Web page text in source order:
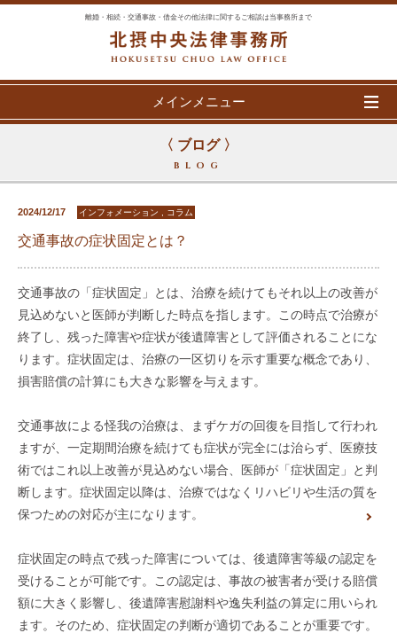
離婚・相続・交通事故・借金その他法律に関するご相談は当事務所まで
メインメニュー
〈 ブログ 〉
BLOG
2024/12/17 インフォメーション , コラム
交通事故の症状固定とは？
交通事故の「症状固定」とは、治療を続けてもそれ以上の改善が
見込めないと医師が判断した時点を指します。この時点で治療が
終了し、残った障害や症状が後遺障害として評価されることにな
ります。症状固定は、治療の一区切りを示す重要な概念であり、
損害賠償の計算にも大きな影響を与えます。
交通事故による怪我の治療は、まずケガの回復を目指して行われ
ますが、一定期間治療を続けても症状が完全には治らず、医療技
術ではこれ以上改善が見込めない場合、医師が「症状固定」と判
断します。症状固定以降は、治療ではなくリハビリや生活の質を
保つための対応が主になります。
症状固定の時点で残った障害については、後遺障害等級の認定を
受けることが可能です。この認定は、事故の被害者が受ける賠償
額に大きく影響し、後遺障害慰謝料や逸失利益の算定に用いられ
ます。そのため、症状固定の判断が適切であることが重要です。